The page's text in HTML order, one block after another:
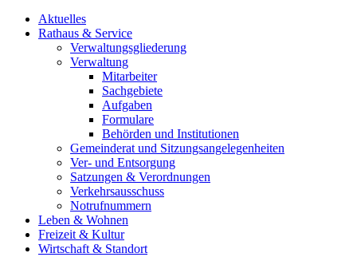
Aktuelles
Rathaus & Service
Verwaltungsgliederung
Verwaltung
Mitarbeiter
Sachgebiete
Aufgaben
Formulare
Behörden und Institutionen
Gemeinderat und Sitzungsangelegenheiten
Ver- und Entsorgung
Satzungen & Verordnungen
Verkehrsausschuss
Notrufnummern
Leben & Wohnen
Freizeit & Kultur
Wirtschaft & Standort